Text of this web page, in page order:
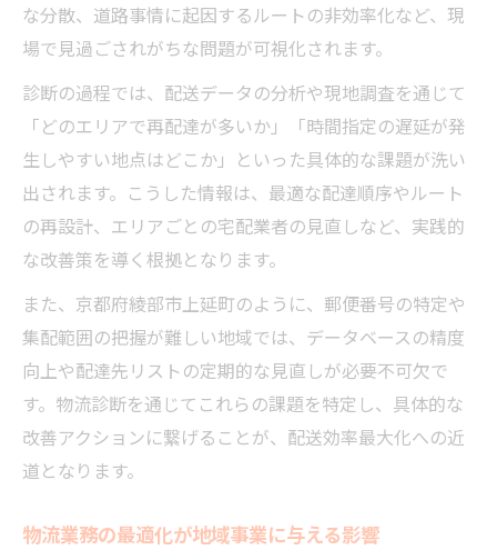
な分散、道路事情に起因するルートの非効率化など、現
場で見過ごされがちな問題が可視化されます。
診断の過程では、配送データの分析や現地調査を通じて
「どのエリアで再配達が多いか」「時間指定の遅延が発
生しやすい地点はどこか」といった具体的な課題が洗い
出されます。こうした情報は、最適な配達順序やルート
の再設計、エリアごとの宅配業者の見直しなど、実践的
な改善策を導く根拠となります。
また、京都府綾部市上延町のように、郵便番号の特定や
集配範囲の把握が難しい地域では、データベースの精度
向上や配達先リストの定期的な見直しが必要不可欠で
す。物流診断を通じてこれらの課題を特定し、具体的な
改善アクションに繋げることが、配送効率最大化への近
道となります。
物流業務の最適化が地域事業に与える影響